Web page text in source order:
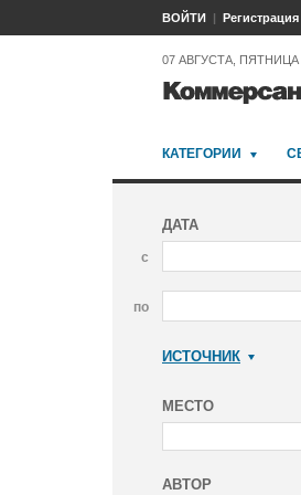
ВОЙТИ Регистрация
07 АВГУСТА, ПЯТНИЦА
КАТЕГОРИИ
ДАТА
с
по
ИСТОЧНИК
МЕСТО
АВТОР